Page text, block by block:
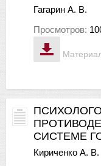
Гагарин А. В.
Просмотров:
СИСТЕМЕ
Кириченко А. В.